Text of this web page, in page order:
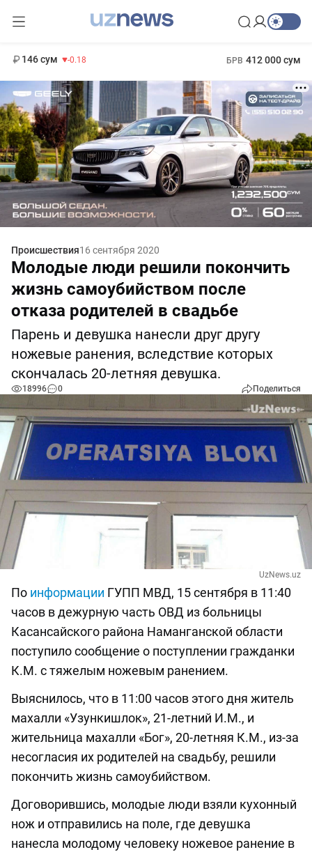
146 сум -0.18 БРВ 412 000 сум
Происшествия16 сентября 2020
Молодые люди решили покончить
жизнь самоубийством после
отказа родителей в свадьбе
Парень и девушка нанесли друг другу
ножевые ранения, вследствие которых
скончалась 20-летняя девушка.
18996 0 Поделиться
UzNews.uz
По информации ГУПП МВД, 15 сентября в 11:40
часов в дежурную часть ОВД из больницы
Касансайского района Наманганской области
поступило сообщение о поступлении гражданки
К.М. с тяжелым ножевым ранением.
Выяснилось, что в 11:00 часов этого дня житель
махалли «Узункишлок», 21-летний И.М., и
жительница махалли «Бог», 20-летняя К.М., из-за
несогласия их родителей на свадьбу, решили
покончить жизнь самоубийством.
Договорившись, молодые люди взяли кухонный
нож и отправились на поле, где девушка
нанесла молодому человеку ножевое ранение в